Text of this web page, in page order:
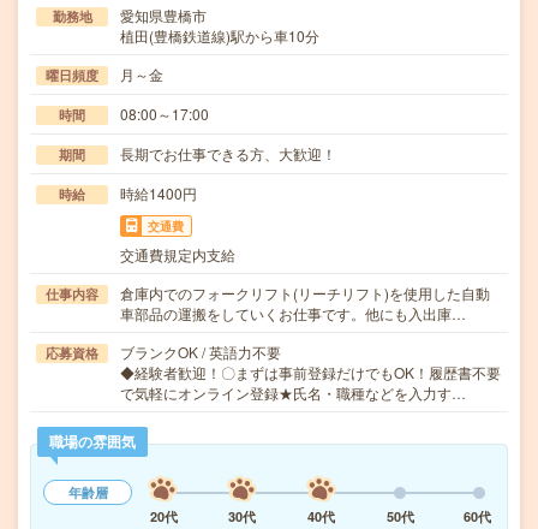
勤務地
愛知県豊橋市
植田(豊橋鉄道線)駅から車10分
曜日頻度 月～金
時間 08:00～17:00
期間 長期でお仕事できる方、大歓迎！
時給 時給1400円
交通費
交通費規定内支給
仕事内容
倉庫内でのフォークリフト(リーチリフト)を使用した自動
車部品の運搬をしていくお仕事です。他にも入出庫…
応募資格
ブランクOK / 英語力不要
◆経験者歓迎！〇まずは事前登録だけでもOK！履歴書不要
で気軽にオンライン登録★氏名・職種などを入力す…
職場の雰囲気
年齢層
20代
30代 40代 50代 60代